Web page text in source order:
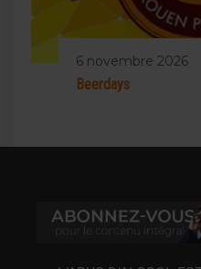
6 novembre 2026
Beerdays